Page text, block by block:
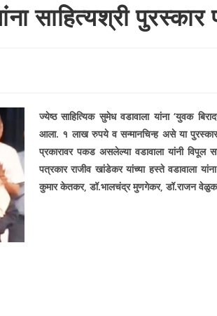
साहित्यश्री पुरस्कार
ज्येष्ठ साहित्यिक सुमेध वडावाला यांना‘युवक
आला. १ लाख रुपये व सन्मानचिन्ह असे या
प्रकारावर पकड असलेल्या वडावाला यांनी
पत्रकार राजीव खांडेकर यांच्या हस्ते वडावाला
कुमार केतकर,डॉ.भालचंद्र मुणगेकर,डॉ.राजन